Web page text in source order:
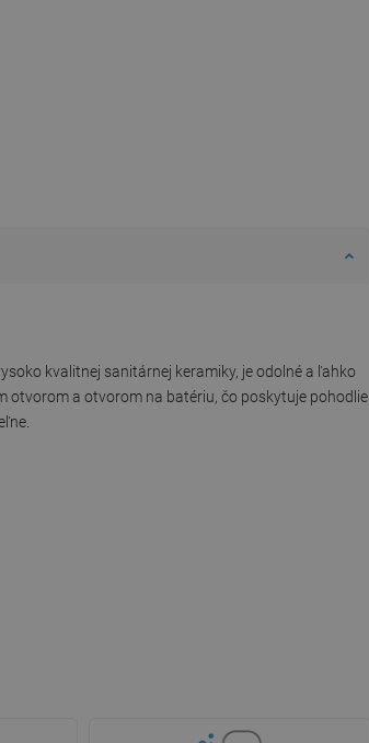
kvalitnej sanitárnej keramiky, je odolné a ľahko
otvorom a otvorom na batériu, čo poskytuje pohodlie